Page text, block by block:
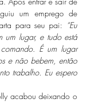
um emprego de
para seu pai: “Eu
um lugar, e tudo está
É um lugar
e não bebem, então
trabalho. Eu espero